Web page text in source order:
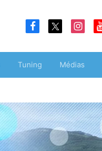
Tuning Médias